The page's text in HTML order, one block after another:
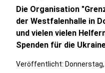
Die Organisation
der Westfalenhalle in
und vielen vielen
Spenden für die
Veröffentlicht: